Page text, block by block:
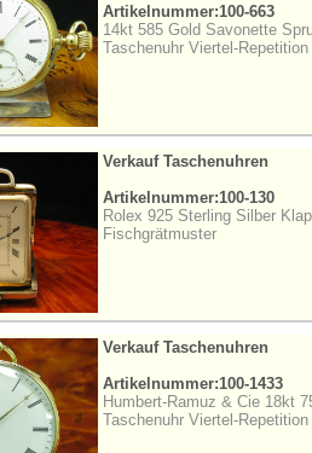
Artikelnummer:100-663
14kt 585 Gold Savonette
Taschenuhr Viertel-Repetition
Verkauf Taschenuhren
Artikelnummer:100-130
Rolex 925 Sterling Silber
Fischgrätmuster
Verkauf Taschenuhren
Artikelnummer:100-1433
Humbert-Ramuz & Cie 18kt
Taschenuhr Viertel-Repetition